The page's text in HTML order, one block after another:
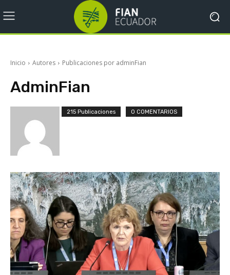
Inicio Autores Publicaciones por adminFian
AdminFian
215 Publicaciones 0 COMENTARIOS